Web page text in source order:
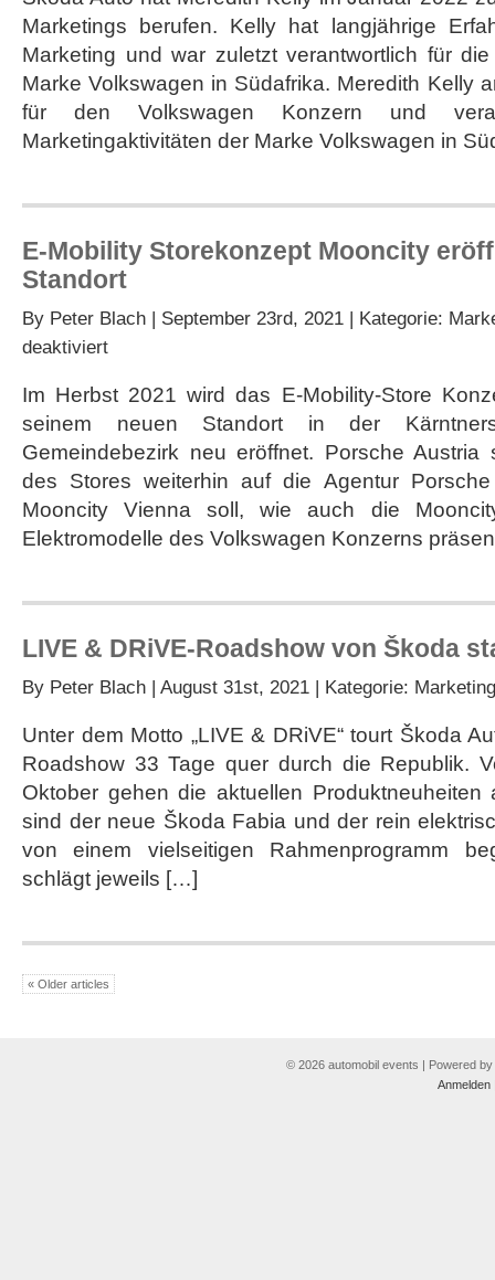
Marketings berufen. Kelly hat langjährige
Marketing und war zuletzt verantwortlich für
Marke Volkswagen in Südafrika. Meredith Kelly
für den Volkswagen Konzern und
Marketingaktivitäten der Marke Volkswagen in
E-Mobility Storekonzept Mooncity
Standort
By Peter Blach | September 23rd, 2021 | Kategorie:
deaktiviertfür
Storekonzept
Mooncity
an
neuem
Standort
Im Herbst 2021 wird das E-Mobility-Store
seinem neuen Standort in der
Gemeindebezirk neu eröffnet. Porsche
des Stores weiterhin auf die Agentur
Mooncity Vienna soll, wie auch die
Elektromodelle des Volkswagen Konzerns
LIVE & DRiVE-Roadshow von Škoda
By Peter Blach | August 31st, 2021 | Kategorie: Marketing
Unter dem Motto „LIVE & DRiVE“ tourt Škoda
Roadshow 33 Tage quer durch die Republik.
Oktober gehen die aktuellen
sind der neue Škoda Fabia und der rein
von einem vielseitigen Rahmenprogramm
schlägt jeweils […]
« Older articles
© 2026 automobil events | Powered by
Anmelden|